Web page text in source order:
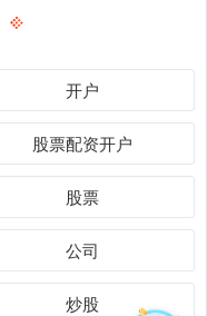
开户
股票配资开户
股票
公司
炒股